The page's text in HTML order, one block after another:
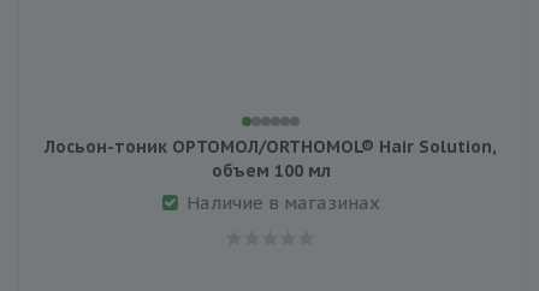
Лосьон-тоник ОРТОМОЛ/ORTHOMOL® Hair Solution,
объем 100 мл
Наличие в магазинах